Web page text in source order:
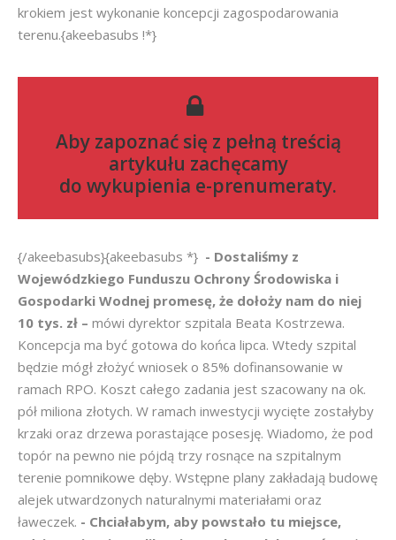
krokiem jest wykonanie koncepcji zagospodarowania
terenu.{akeebasubs !*}
Aby zapoznać się z pełną treścią
artykułu zachęcamy
do wykupienia e-prenumeraty.
{/akeebasubs}{akeebasubs *} - Dostaliśmy z
Wojewódzkiego Funduszu Ochrony Środowiska i
Gospodarki Wodnej promesę, że dołoży nam do niej
10 tys. zł – mówi dyrektor szpitala Beata Kostrzewa.
Koncepcja ma być gotowa do końca lipca. Wtedy szpital
będzie mógł złożyć wniosek o 85% dofinansowanie w
ramach RPO. Koszt całego zadania jest szacowany na ok.
pół miliona złotych. W ramach inwestycji wycięte zostałyby
krzaki oraz drzewa porastające posesję. Wiadomo, że pod
topór na pewno nie pójdą trzy rosnące na szpitalnym
terenie pomnikowe dęby. Wstępne plany zakładają budowę
alejek utwardzonych naturalnymi materiałami oraz
ławeczek. - Chciałabym, aby powstało tu miejsce,